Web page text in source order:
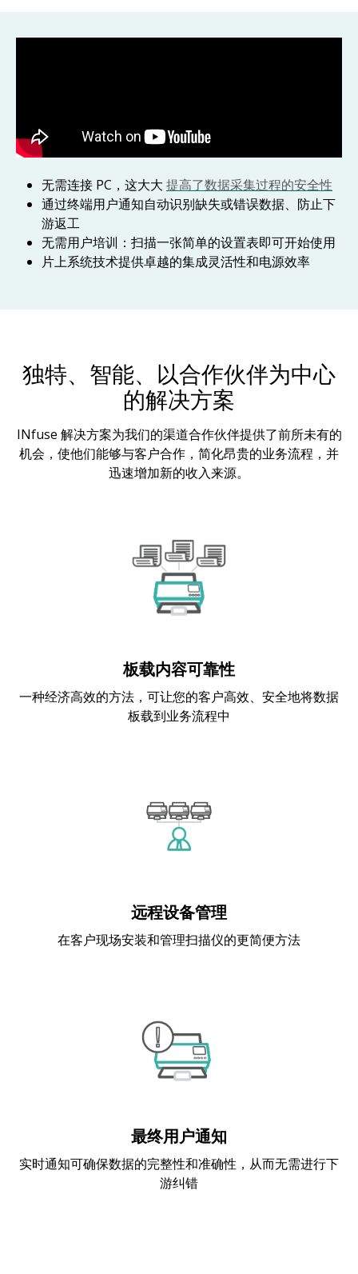
无需连接 PC，这大大 提高了数据采集过程的安全性
通过终端用户通知自动识别缺失或错误数据、防止下
游返工
无需用户培训：扫描一张简单的设置表即可开始使用
片上系统技术提供卓越的集成灵活性和电源效率
独特、智能、以合作伙伴为中心
的解决方案
INfuse 解决方案为我们的渠道合作伙伴提供了前所未有的
机会，使他们能够与客户合作，简化昂贵的业务流程，并
迅速增加新的收入来源。
板载内容可靠性
一种经济高效的方法，可让您的客户高效、安全地将数据
板载到业务流程中
远程设备管理
在客户现场安装和管理扫描仪的更简便方法
最终用户通知
实时通知可确保数据的完整性和准确性，从而无需进行下
游纠错